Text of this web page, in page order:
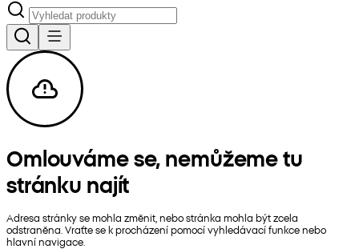
Omlouváme se, nemůžeme tu
stránku najít
Adresa stránky se mohla změnit, nebo stránka mohla být zcela
odstraněna. Vraťte se k procházení pomocí vyhledávací funkce nebo
hlavní navigace.